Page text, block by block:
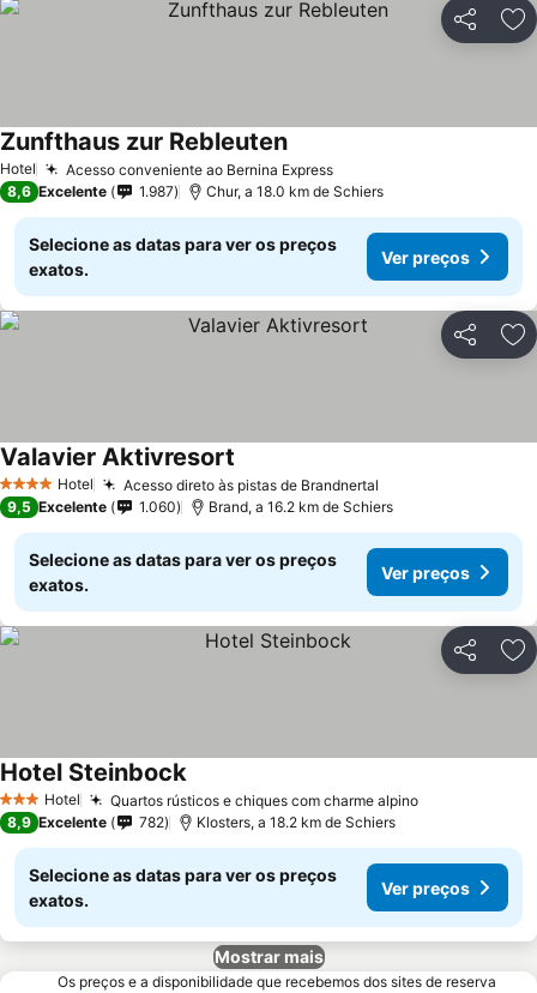
Partilhar
Hotel Acesso conveniente ao Bernina Express
Zunfthaus zur Rebleuten
8,6 Excelente 1.987 Chur, a 18.0 km de Schiers
Selecione as datas para ver os preços
exatos.
Ver preços
Partilhar
4 EstrelasHotel Acesso direto às pistas de Brandnertal
Valavier Aktivresort
9,5 Excelente 1.060 Brand, a 16.2 km de Schiers
Selecione as datas para ver os preços
exatos.
Ver preços
Partilhar
3 EstrelasHotel Quartos rústicos e chiques com charme alpino
Hotel Steinbock
8,9 Excelente 782 Klosters, a 18.2 km de Schiers
Selecione as datas para ver os preços
exatos.
Ver preços
Mostrar mais
Os preços e a disponibilidade que recebemos dos sites de reserva